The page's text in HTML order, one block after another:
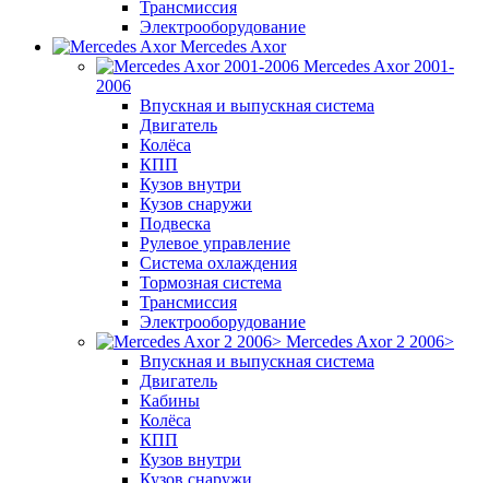
Трансмиссия
Электрооборудование
Mercedes Axor
Mercedes Axor 2001-
2006
Впускная и выпускная система
Двигатель
Колёса
КПП
Кузов внутри
Кузов снаружи
Подвеска
Рулевое управление
Система охлаждения
Тормозная система
Трансмиссия
Электрооборудование
Mercedes Axor 2 2006>
Впускная и выпускная система
Двигатель
Кабины
Колёса
КПП
Кузов внутри
Кузов снаружи